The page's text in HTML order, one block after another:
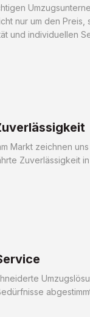
nur um den Preis,
und individuellen
Markt zeichnen
Zuverlässigkeit